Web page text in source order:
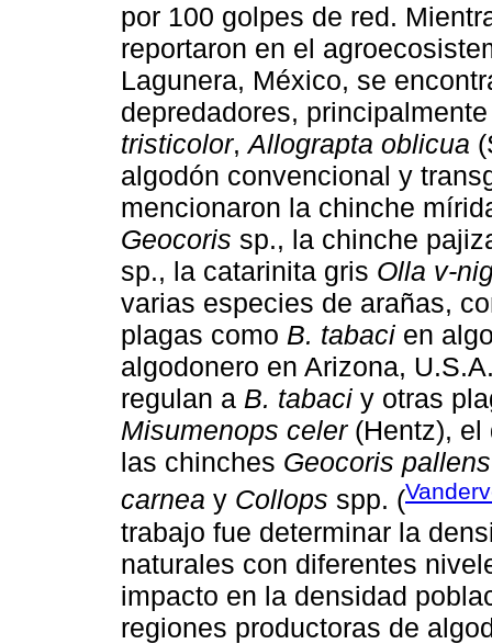
por 100 golpes de red.
reportaron en el
Lagunera, México, se
depredadores,
tristicolor,Allograpta oblicua
algodón convencional y
mencionaron la chinche
Geocoris sp., la chinche
sp., la catarinita gris Olla v-
varias especies de arañas,
plagas como B. tabaci en
algodonero en Arizona,
regulan a B. tabaci y otras
Misumenops celer(Hentz), el
las chinches Geocoris pallens
carnea y Collops spp. (
trabajo fue determinar la
naturales con diferentes
impacto en la densidad
regiones productoras de